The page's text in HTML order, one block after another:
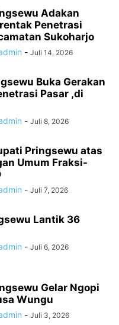
Adakan
Penetrasi
Sukoharjo
- Juli 14, 2026
Buka Gerakan
Pasar ,di
- Juli 8, 2026
Pringsewu atas
Umum Fraksi-
- Juli 7, 2026
Lantik 36
- Juli 6, 2026
Gelar Ngopi
Wungu
- Juli 3, 2026